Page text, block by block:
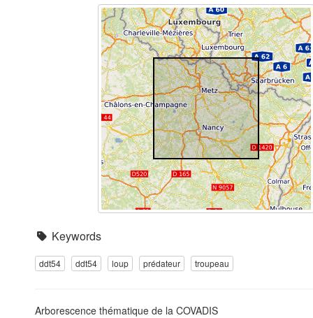
Keywords
ddt54 ddt54 loup prédateur troupeau
Arborescence thématique de la COVADIS